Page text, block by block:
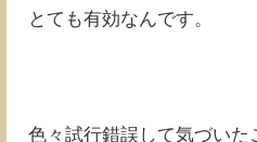
とても有効なんです。
色々試行錯誤して気づいた